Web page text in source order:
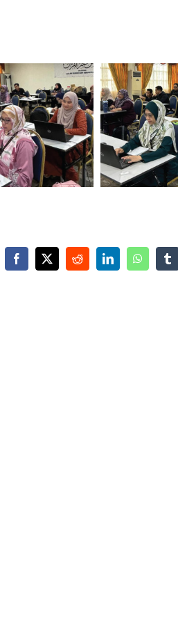
Facebook
X RedditLinkedInWhatsApp